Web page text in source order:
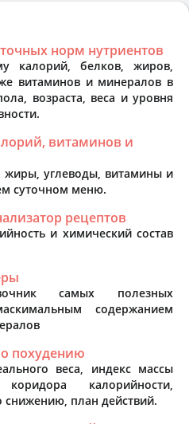
норм нутриентов
калорий, белков, жиров,
витаминов и минералов в
возраста, веса и уровня
витаминов и
жиры, углеводы, витамины и
суточном меню.
рецептов
и химический состав
самых полезных
содержанием
похудению
веса, индекс массы
калорийности,
снижению, план действий.